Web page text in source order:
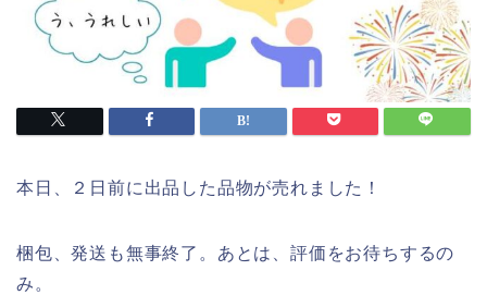
本日、２日前に出品した品物が売れました！
梱包、発送も無事終了。あとは、評価をお待ちするの
み。